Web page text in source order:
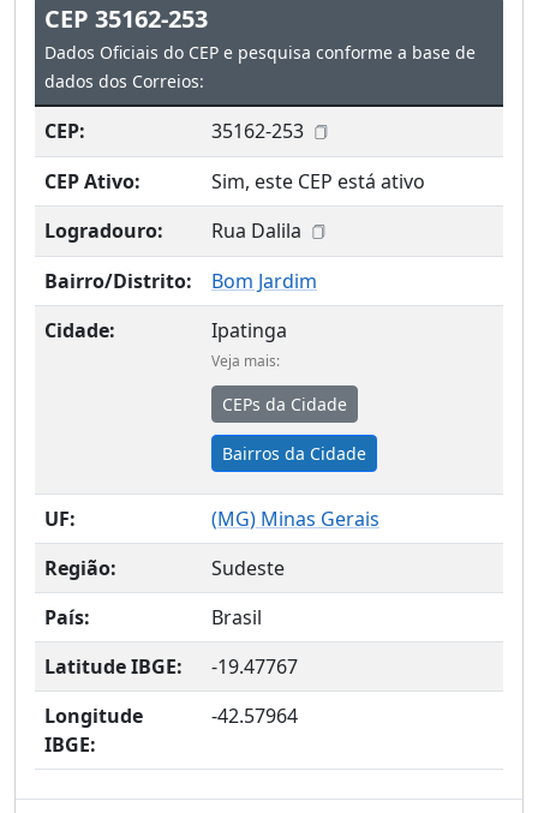
CEP 35162-253
Dados Oficiais do CEP e pesquisa conforme a base de
dados dos Correios:
CEP:
35162-253
CEP Ativo:
Sim, este CEP está ativo
Logradouro:
Rua Dalila
Bairro/Distrito:
Bom Jardim
Cidade:
Ipatinga
Veja mais:
CEPs da Cidade
Bairros da Cidade
UF: (MG) Minas Gerais
Região:
Sudeste
País:
Brasil
Latitude IBGE:
-19.47767
Longitude
IBGE:
-42.57964